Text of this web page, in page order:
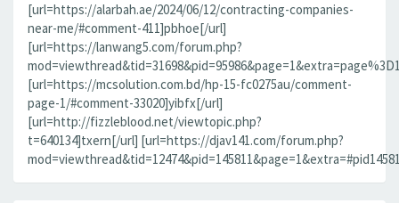
[url=https://alarbah.ae/2024/06/12/contracting-companies-
near-me/#comment-411]pbhoe[/url]
[url=https://lanwang5.com/forum.php?
[url=https://mcsolution.com.bd/hp-15-fc0275au/comment-
page-1/#comment-33020]yibfx[/url]
[url=http://fizzleblood.net/viewtopic.php?
t=640134]txern[/url] [url=https://djav141.com/forum.php?